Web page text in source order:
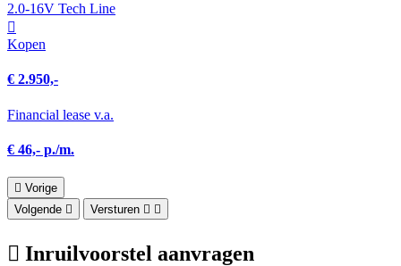
2.0-16V Tech Line
Kopen
€ 2.950,-
Financial lease v.a.
€ 46,- p./m.
Vorige
Volgende
Versturen
Inruilvoorstel aanvragen